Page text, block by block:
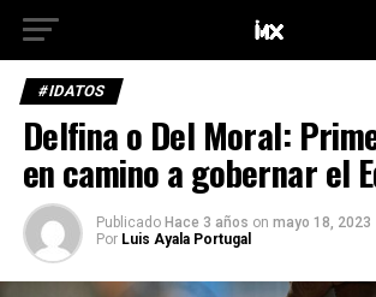
#IDATOS
Delfina o Del Moral:
en camino a gobernar el
Publicado Hace 3 años on mayo 18, 2023
Por Luis Ayala Portugal